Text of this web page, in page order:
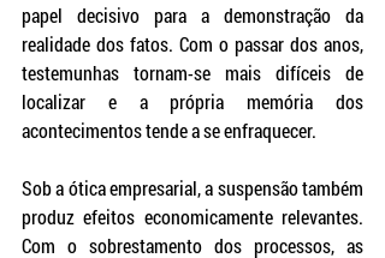
papel decisivo para a demonstração da
realidade dos fatos. Com o passar dos anos,
testemunhas tornam-se mais difíceis de
localizar e a própria memória dos
acontecimentos tende a se enfraquecer.
Sob a ótica empresarial, a suspensão também
produz efeitos economicamente relevantes.
Com o sobrestamento dos processos, as